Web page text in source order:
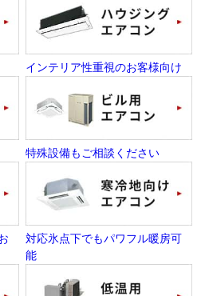
インテリア性重視のお客様向け
特殊設備もご相談ください
対応氷点下でもパワフル暖房可
能